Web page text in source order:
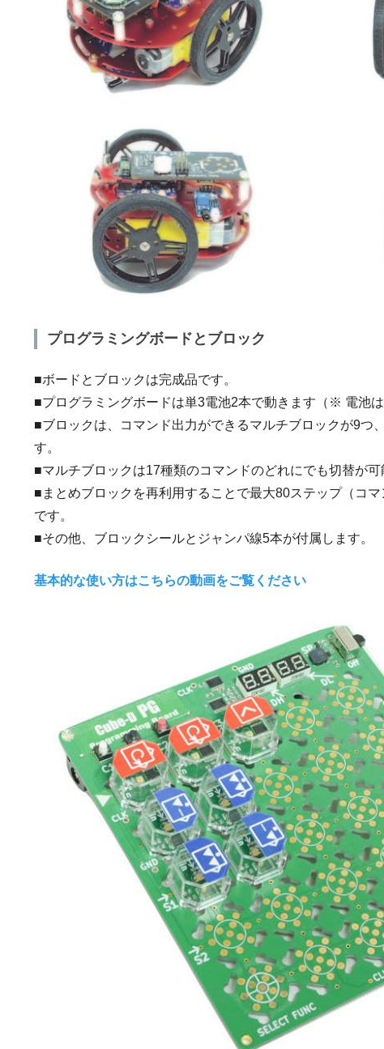
プログラミングボードとブロック
■ボードとブロックは完成品です。
■プログラミングボードは単3電池2本で動きます（※ 電池は
■ブロックは、コマンド出力ができるマルチブロックが9つ
す。
■マルチブロックは17種類のコマンドのどれにでも切替が可
■まとめブロックを再利用することで最大80ステップ（コ
です。
■その他、ブロックシールとジャンパ線5本が付属します。
基本的な使い方はこちらの動画をご覧ください